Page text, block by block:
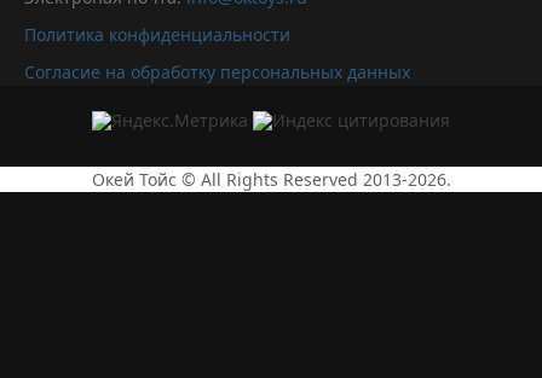
Политика конфиденциальности
Согласие на обработку персональных данных
Окей Тойс © All Rights Reserved 2013-2026.